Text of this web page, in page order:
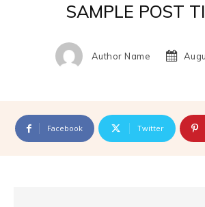
SAMPLE POST
Author Name
Facebook Twitter